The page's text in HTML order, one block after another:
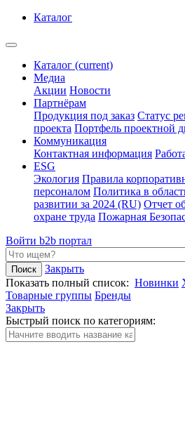
Каталог
Каталог (current)
Медиа
Акции Новости
Партнёрам
Продукция под заказ Статус
проекта Портфель проектной
Коммуникация
Контактная информация
ESG
Экология Правила
персоналом Политика в
развитии за 2024 (RU) Отчет
охране труда Пожарная
Войти b2b портал
Закрыть
Показать полный список: Новинки
Товарные группы Бренды
Закрыть
Быстрый поиск по категориям: